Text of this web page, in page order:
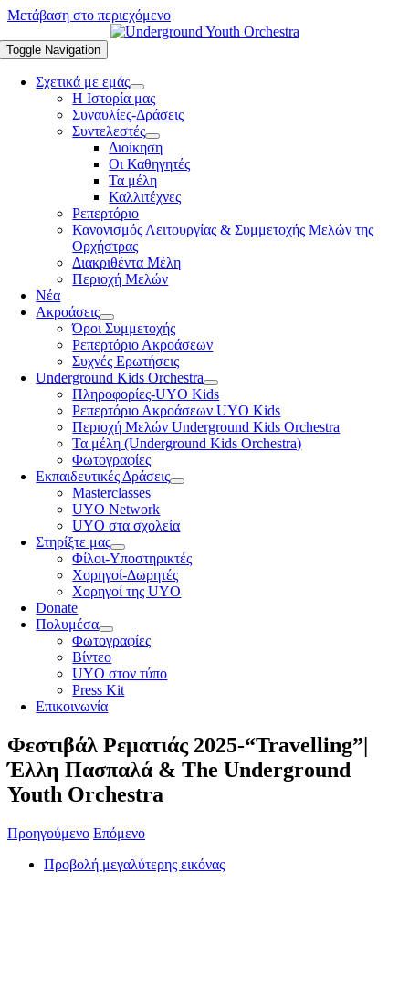
Μετάβαση στο περιεχόμενο
Toggle Navigation
Σχετικά με εμάς
Η Ιστορία μας
Συναυλίες-Δράσεις
Συντελεστές
Διοίκηση
Οι Καθηγητές
Τα μέλη
Καλλιτέχνες
Ρεπερτόριο
Κανονισμός Λειτουργίας & Συμμετοχής Μελών της
Ορχήστρας
Διακριθέντα Μέλη
Περιοχή Μελών
Νέα
Ακροάσεις
Όροι Συμμετοχής
Ρεπερτόριο Ακροάσεων
Συχνές Ερωτήσεις
Underground Kids Orchestra
Πληροφορίες-UYO Kids
Ρεπερτόριο Ακροάσεων UYO Kids
Περιοχή Μελών Underground Kids Orchestra
Τα μέλη (Underground Kids Orchestra)
Φωτογραφίες
Εκπαιδευτικές Δράσεις
Masterclasses
UYO Network
UYO στα σχολεία
Στηρίξτε μας
Φίλοι-Υποστηρικτές
Χορηγοί-Δωρητές
Χορηγοί της UYO
Donate
Πολυμέσα
Φωτογραφίες
Βίντεο
UYO στον τύπο
Press Kit
Επικοινωνία
Φεστιβάλ Ρεματιάς 2025-“Travelling”|
Έλλη Πασπαλά & The Underground
Youth Orchestra
Προηγούμενο Επόμενο
Προβολή μεγαλύτερης εικόνας